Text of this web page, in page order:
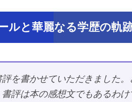
ルと華麗なる学歴の軌
を書かせていただきました
評は本の感想文でもあるわ